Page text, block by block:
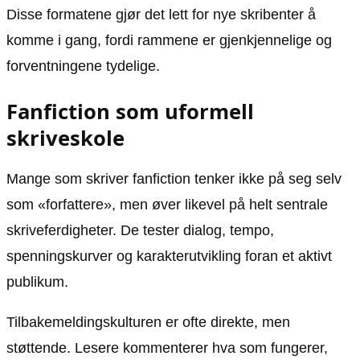
Disse formatene gjør det lett for nye skribenter å
komme i gang, fordi rammene er gjenkjennelige og
forventningene tydelige.
Fanfiction som uformell
skriveskole
Mange som skriver fanfiction tenker ikke på seg selv
som «forfattere», men øver likevel på helt sentrale
skriveferdigheter. De tester dialog, tempo,
spenningskurver og karakterutvikling foran et aktivt
publikum.
Tilbakemeldingskulturen er ofte direkte, men
støttende. Lesere kommenterer hva som fungerer,